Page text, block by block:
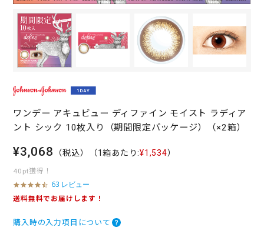
ワンデー アキュビュー ディファイン モイスト ラディア
ント シック 10枚入り（期間限定パッケージ）（×2箱）
¥3,068 （税込） （1箱あたり:¥1,534）
40pt獲得！
4
.
t
63 レビュー
送料無料でお届けします！
購入時の入力項目について